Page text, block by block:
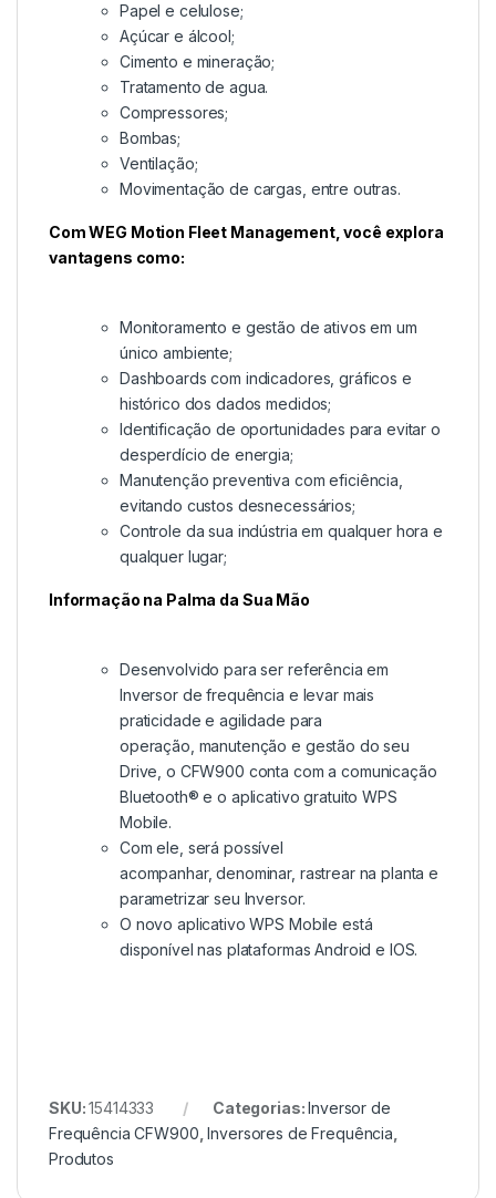
Papel e celulose;
Açúcar e álcool;
Cimento e mineração;
Tratamento de agua.
Compressores;
Bombas;
Ventilação;
Movimentação de cargas, entre outras.
Com WEG Motion Fleet Management, você explora
vantagens como:
Monitoramento e gestão de ativos em um
único ambiente;
Dashboards com indicadores, gráficos e
histórico dos dados medidos;
Identificação de oportunidades para evitar o
desperdício de energia;
Manutenção preventiva com eficiência,
evitando custos desnecessários;
Controle da sua indústria em qualquer hora e
qualquer lugar;
Informação na Palma da Sua Mão
Desenvolvido para ser referência em
Inversor de frequência e levar mais
praticidade e agilidade para
operação, manutenção e gestão do seu
Drive, o CFW900 conta com a comunicação
Bluetooth® e o aplicativo gratuito WPS
Mobile.
Com ele, será possível
acompanhar, denominar, rastrear na planta e
parametrizar seu Inversor.
O novo aplicativo WPS Mobile está
disponível nas plataformas Android e IOS.
SKU:15414333 Categorias:Inversor de
Frequência CFW900 ,Inversores de Frequência
Produtos